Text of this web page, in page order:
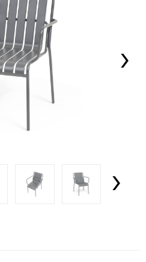
›
›